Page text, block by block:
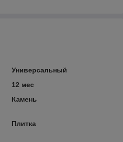
Универсальный
12 мес
Камень
Плитка